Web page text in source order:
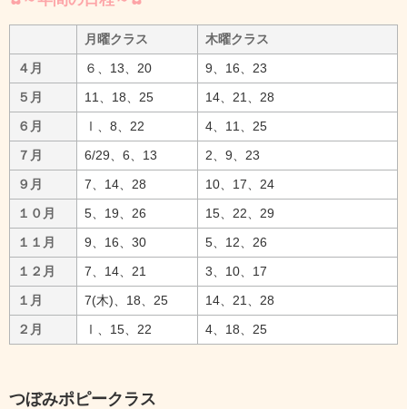
月曜クラス
木曜クラス
４月
６、13、20
9、16、23
５月
11、18、25
14、21、28
６月
Ⅰ、8、22
4、11、25
７月
6/29、6、13
2、9、23
９月
7、14、28
10、17、24
１０月
5、19、26
15、22、29
１１月
9、16、30
5、12、26
１２月
7、14、21
3、10、17
１月
7(木)、18、25
14、21、28
２月
Ⅰ、15、22 4、18、25
つぼみポピークラス